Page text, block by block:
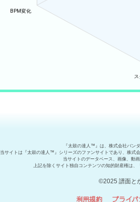
『太鼓の達人™』は、株式会社バン
当サイトは『太鼓の達人™』シリーズのファンサイトであり、株式
当サイトのデータベース、画像、動
上記を除くサイト独自コンテンツの知的財産権は、
©2025 譜面と
利用規約 プライ